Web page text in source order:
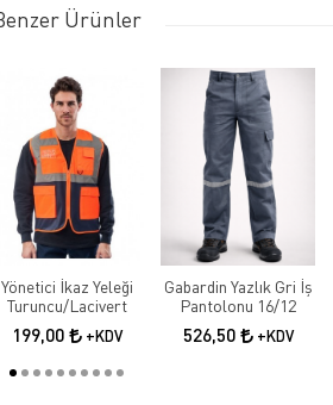
Ürünler
Yönetici İkaz Yeleği
Turuncu/Lacivert
199,00 +KDV
Gabardin Yazlık Gri İş
Pantolonu 16/12
526,50 +KDV